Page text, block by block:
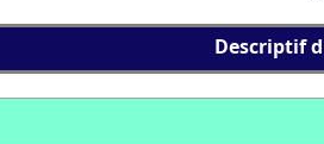
Descriptif